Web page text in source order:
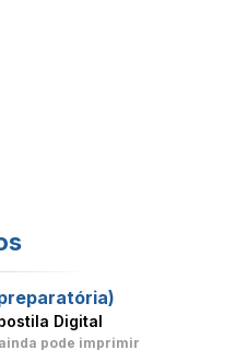
Digital
pode imprimir